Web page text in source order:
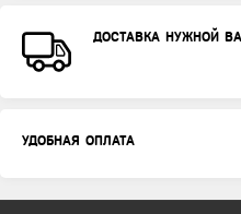
ДОСТАВКА НУЖНОЙ
УДОБНАЯ ОПЛАТА